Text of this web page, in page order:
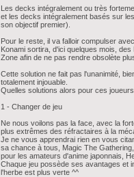
Les decks intégralement ou très
et les decks intégralement basés sur
son objectif premier).
Pour le reste, il va falloir compulser
Konami sortira, d'ici quelques mois,
Zone afin de ne pas rendre obsolète
Cette solution ne fait pas l'unanimité,
totalement injouable.
Quelles solutions alors pour ces
1 - Changer de jeu
Ne nous voilons pas la face, avec la
plus extrêmes des réfractaires à la
Je ne vous apprendrai rien en vous
sa chance à tous, Magic The
pour les amateurs d'anime japonnais,
Chaque jeu possède ses avantages et
l'herbe est plus verte ^^